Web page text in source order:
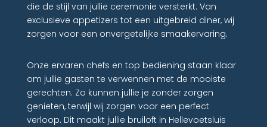
die de stijl van jullie ceremonie versterkt. Van
exclusieve appetizers tot een uitgebreid diner, wij
zorgen voor een onvergetelijke smaakervaring.
Onze ervaren chefs en top bediening staan klaar
om jullie gasten te verwennen met de mooiste
gerechten. Zo kunnen jullie je zonder zorgen
genieten, terwijl wij zorgen voor een perfect
verloop. Dit maakt jullie bruiloft in Hellevoetsluis